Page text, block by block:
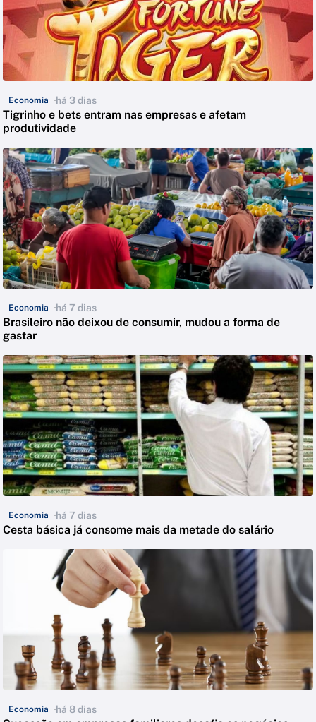
Economia há 3 dias
Tigrinho e bets entram nas empresas e afetam
produtividade
Economia há 7 dias
Brasileiro não deixou de consumir, mudou a forma de
gastar
Economia há 7 dias
Cesta básica já consome mais da metade do salário
Economia há 8 dias